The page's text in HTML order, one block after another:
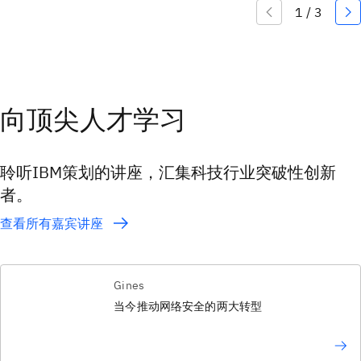
向顶尖人才学习
聆听IBM策划的讲座，汇集科技行业突破性创新
者。
查看所有嘉宾讲座
Gines
当今推动网络安全的两大转型